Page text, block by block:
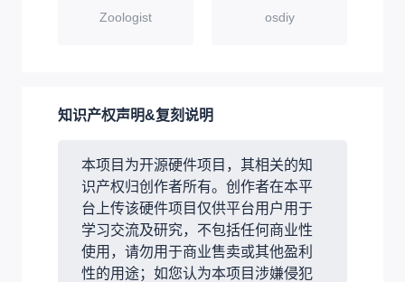
Zoologist osdiy
知识产权声明&复刻说明
本项目为开源硬件项目，其相关的知
识产权归创作者所有。创作者在本平
台上传该硬件项目仅供平台用户用于
学习交流及研究，不包括任何商业性
使用，请勿用于商业售卖或其他盈利
性的用途；如您认为本项目涉嫌侵犯